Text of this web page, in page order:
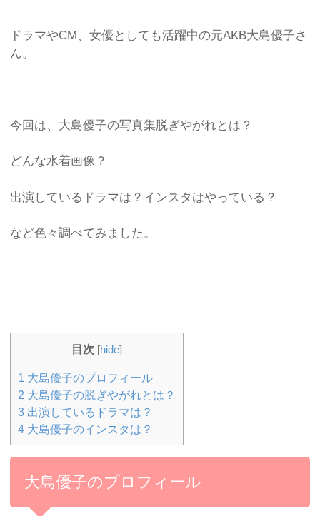
ドラマやCM、女優としても活躍中の元AKB大島優子さ
ん。
今回は、大島優子の写真集脱ぎやがれとは？
どんな水着画像？
出演しているドラマは？インスタはやっている？
など色々調べてみました。
目次 [hide]
1 大島優子のプロフィール
2 大島優子の脱ぎやがれとは？
3 出演しているドラマは？
4 大島優子のインスタは？
大島優子のプロフィール